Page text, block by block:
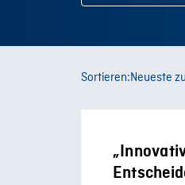
Sortieren:Neueste